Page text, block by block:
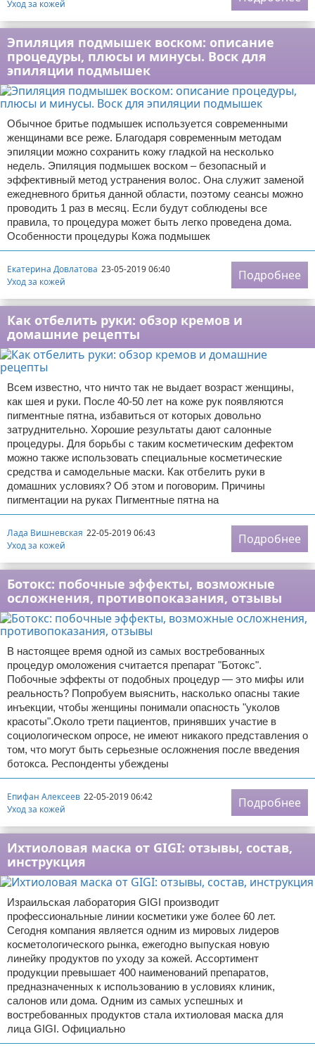
Уход за кожей
Эпиляция подмышек воском: описание
процедуры, плюсы и минусы. Воск для
эпиляции подмышек
Обычное бритье подмышек используется современными
женщинами все реже. Благодаря современным методам
эпиляции можно сохранить кожу гладкой на несколько
недель. Эпиляция подмышек воском – безопасный и
эффективный метод устранения волос. Она служит заменой
ежедневного бритья данной области, поэтому сеансы можно
проводить 1 раз в месяц. Если будут соблюдены все
правила, то процедура может быть легко проведена дома.
Особенности процедуры Кожа подмышек
Екатерина Довлатова 23-05-2019 06:40
Уход за кожей
Подробнее
Как отбелить руки: обзор кремов и
домашние рецепты
Всем известно, что ничто так не выдает возраст женщины,
как шея и руки. После 40-50 лет на коже рук появляются
пигментные пятна, избавиться от которых довольно
затруднительно. Хорошие результаты дают салонные
процедуры. Для борьбы с таким косметическим дефектом
можно также использовать специальные косметические
средства и самодельные маски. Как отбелить руки в
домашних условиях? Об этом и поговорим. Причины
пигментации на руках Пигментные пятна на
Лада Вишневская 22-05-2019 06:43
Уход за кожей
Подробнее
Ботокс: побочные эффекты, возможные
осложнения, противопоказания, отзывы
В настоящее время одной из самых востребованных
процедур омоложения считается препарат "Ботокс".
Побочные эффекты от подобных процедур — это мифы или
реальность? Попробуем выяснить, насколько опасны такие
инъекции, чтобы женщины понимали опасность "уколов
красоты".Около трети пациентов, принявших участие в
социологическом опросе, не имеют никакого представления о
том, что могут быть серьезные осложнения после введения
ботокса. Респонденты убеждены
Епифан Алексеев 22-05-2019 06:42
Уход за кожей
Подробнее
Ихтиоловая маска от GIGI: отзывы, состав,
инструкция
Израильская лаборатория GIGI производит
профессиональные линии косметики уже более 60 лет.
Сегодня компания является одним из мировых лидеров
косметологического рынка, ежегодно выпуская новую
линейку продуктов по уходу за кожей. Ассортимент
продукции превышает 400 наименований препаратов,
предназначенных к использованию в условиях клиник,
салонов или дома. Одним из самых успешных и
востребованных продуктов стала ихтиоловая маска для
лица GIGI. Официально